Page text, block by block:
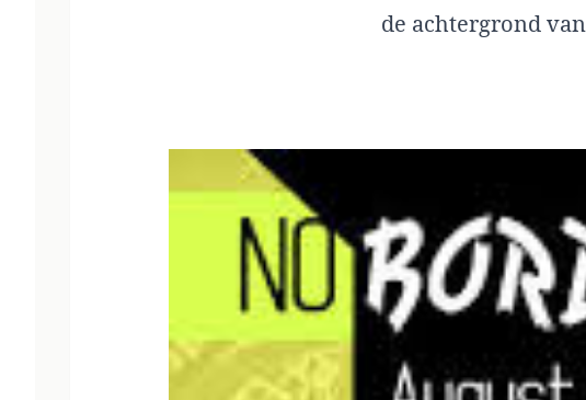
de achtergrond